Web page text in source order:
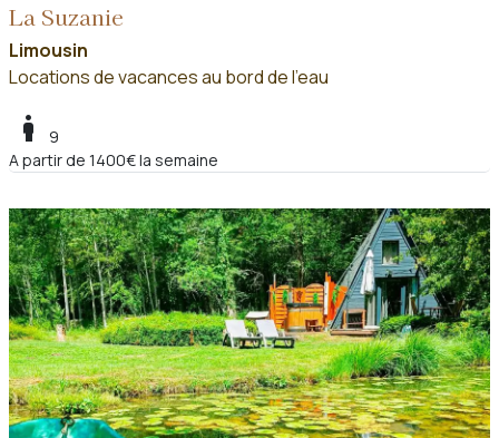
La Suzanie
Limousin
Locations de vacances au bord de l'eau
boy
9
A partir de 1400€ la semaine